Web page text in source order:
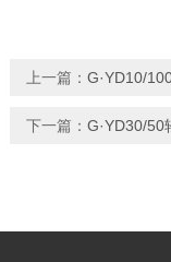
上一篇： G·YD10/
下一篇： G·YD30/50